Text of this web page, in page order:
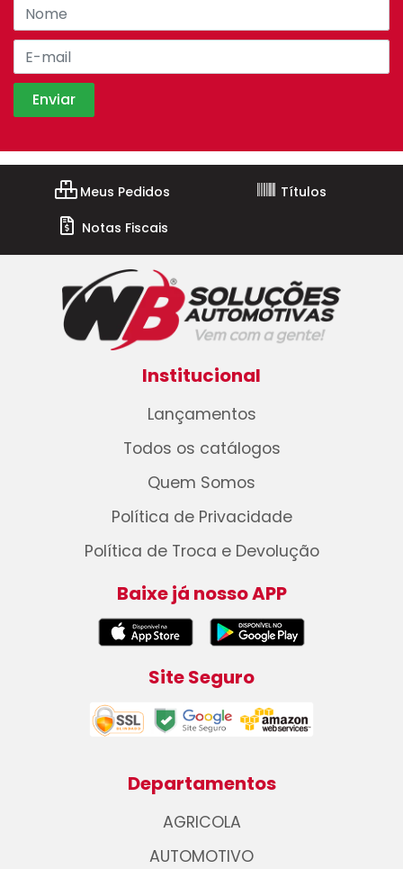
Meus Pedidos
Títulos
Notas Fiscais
Institucional
Lançamentos
Todos os catálogos
Quem Somos
Política de Privacidade
Política de Troca e Devolução
Baixe já nosso APP
Site Seguro
Departamentos
AGRICOLA
AUTOMOTIVO